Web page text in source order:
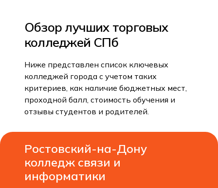
Обзор лучших торговых
колледжей СПб
Ниже представлен список ключевых
колледжей города с учетом таких
критериев, как наличие бюджетных мест,
проходной балл, стоимость обучения и
отзывы студентов и родителей.
Ростовский-на-Дону
колледж связи и
информатики